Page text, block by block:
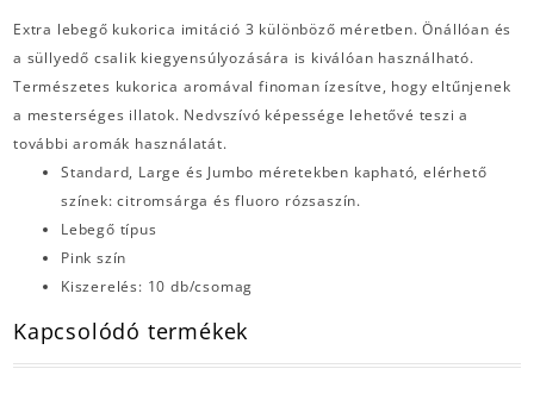
Extra lebegő kukorica imitáció 3 különböző méretben. Önállóan és
a süllyedő csalik kiegyensúlyozására is kiválóan használható.
Természetes kukorica aromával finoman ízesítve, hogy eltűnjenek
a mesterséges illatok. Nedvszívó képessége lehetővé teszi a
további aromák használatát.
Standard, Large és Jumbo méretekben kapható, elérhető
színek: citromsárga és fluoro rózsaszín.
Lebegő típus
Pink szín
Kiszerelés: 10 db/csomag
Kapcsolódó termékek